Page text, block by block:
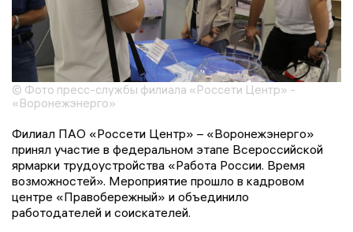
© Фото пресс-службы филиала «Россети Центр» -
«Воронежэнерго»
Филиал ПАО «Россети Центр» – «Воронежэнерго»
принял участие в федеральном этапе Всероссийской
ярмарки трудоустройства «Работа России. Время
возможностей». Мероприятие прошло в кадровом
центре «Правобережный» и объединило
работодателей и соискателей.